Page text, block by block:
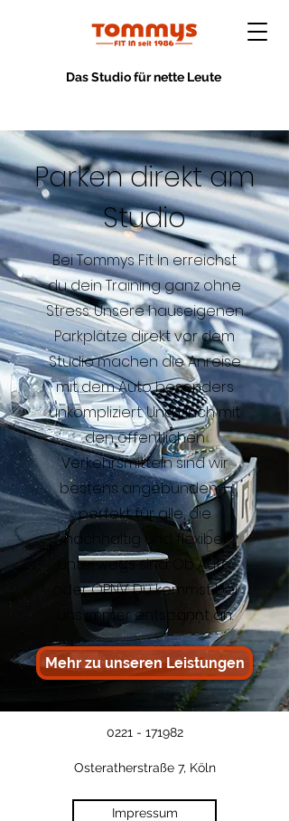
Das Studio für nette Leute
Parken direkt am
Studio
Bei Tommys Fit In erreichst
du dein Training ganz ohne
Stress: Unsere hauseigenen
Parkplätze direkt vor dem
Studio machen die Anreise
mit dem Auto besonders
unkompliziert. Und auch mit
den öffentlichen
Verkehrsmitteln sind wir
bestens angebunden –
perfekt für alle, die
nachhaltig und flexibel
unterwegs sind. Ob Auto
oder ÖPNV: Du kommst bei
uns immer entspannt an.
Mehr zu unseren Leistungen
0221 - 171982
Osteratherstraße 7, Köln
Impressum